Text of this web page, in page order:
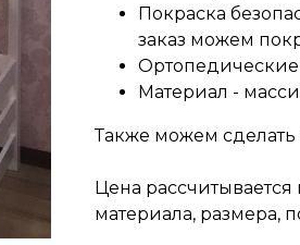
Покраска
заказ можем
Материал -
Также можем сделать
Цена
материала, размера,